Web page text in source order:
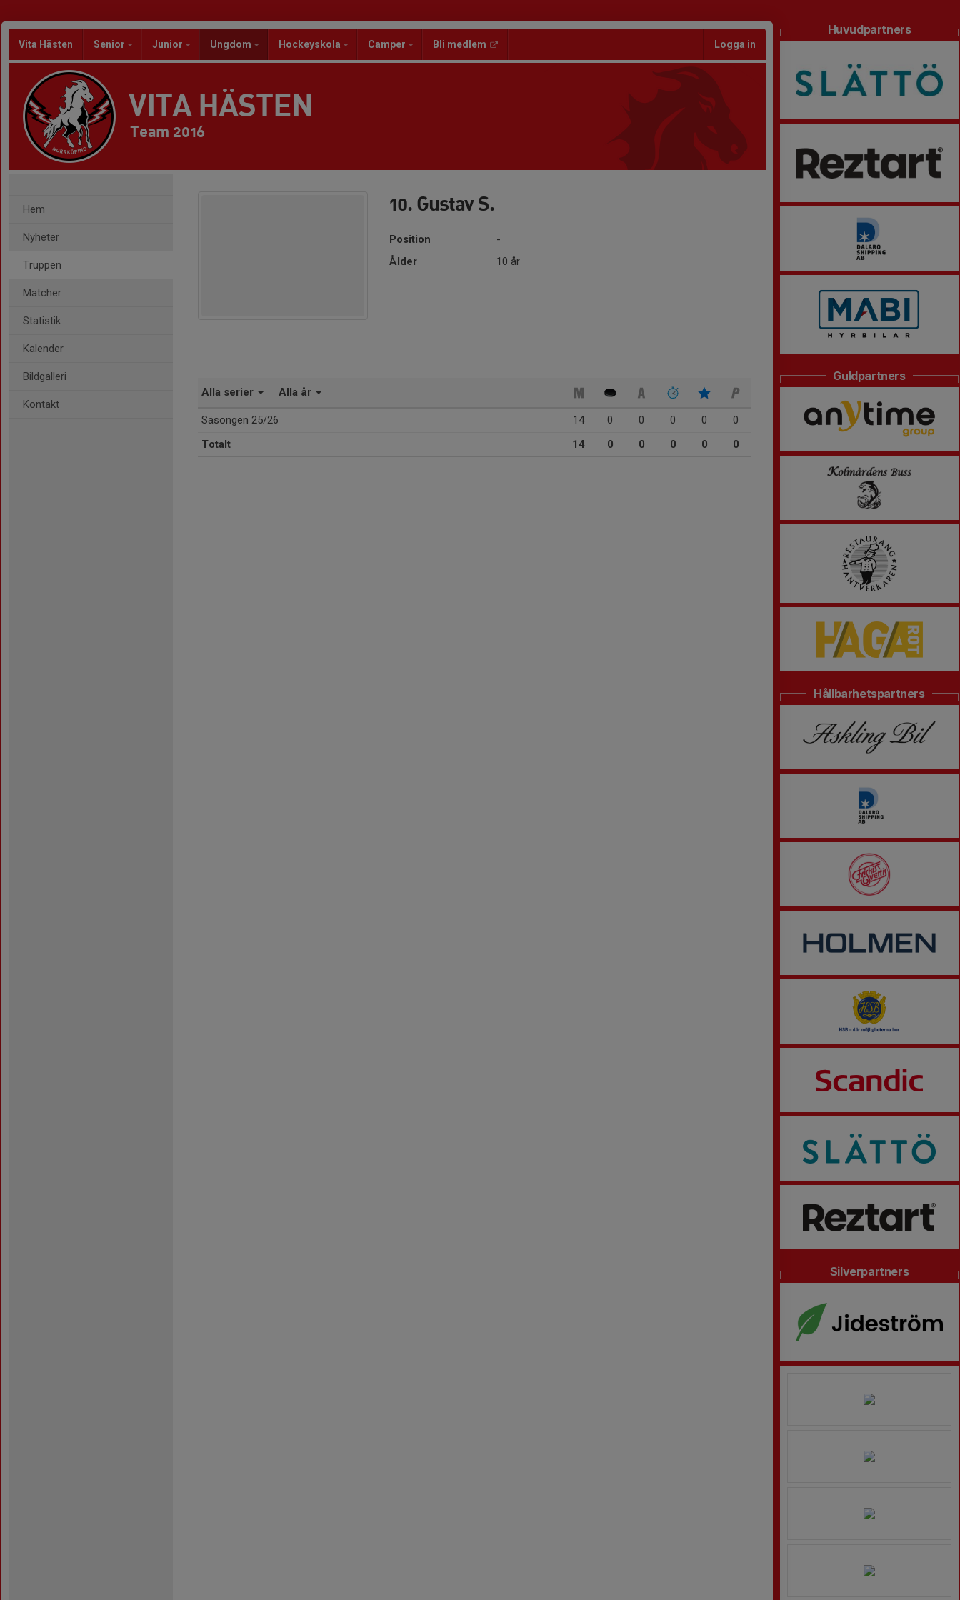
Vita Hästen Senior Junior Ungdom Hockeyskola Camper Bli medlem Logga in
VITA HÄSTEN
Team 2016
Hem
Nyheter
Truppen
Matcher
Statistik
Kalender
Bildgalleri
Kontakt
10. Gustav S.
Position
-
Ålder
10 år
Alla serier Alla år
Säsongen 25/26 14 0 0 0 0
0
Totalt
14 0 0 0 0 0
Huvudpartners
Guldpartners
Hållbarhetspartners
Silverpartners